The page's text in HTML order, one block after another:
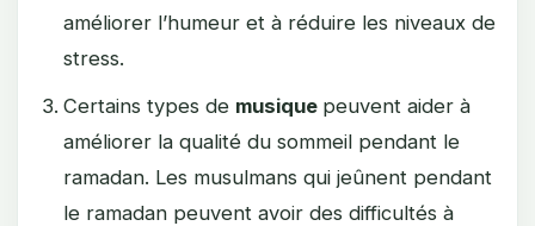
améliorer l’humeur et à réduire les niveaux de
stress.
Certains types de musique peuvent aider à
améliorer la qualité du sommeil pendant le
ramadan. Les musulmans qui jeûnent pendant
le ramadan peuvent avoir des difficultés à